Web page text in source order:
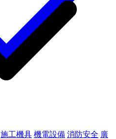
施工機具 機電設備 消防安全 廣